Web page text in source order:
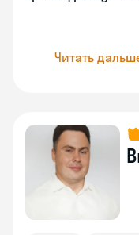
Читать